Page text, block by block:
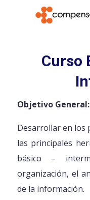
Curso
Objetivo General:
Desarrollar en los
las principales
básico –
organización, el
de la información.